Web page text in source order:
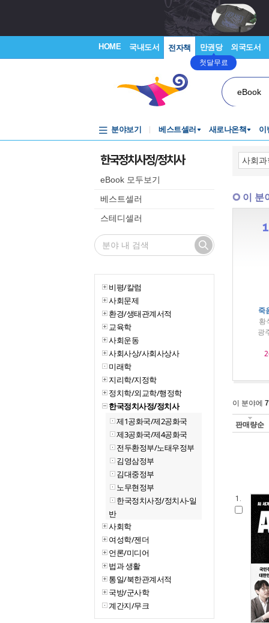
HOME 국내도서 전자책 만권당
첫달무료
외국도서
eBook
분야보기 베스트셀러 새로나온책 이
한국정치사정/정치사
eBook 모두보기
베스트셀러
스테디셀러
비평/칼럼
사회문제
환경/생태관계서적
교육학
사회운동
사회사상/사회사상사
미래학
지리학/지정학
정치학/외교학/행정학
한국정치사정/정치사
제1공화국/제2공화국
제3공화국/제4공화국
전두환정부/노태우정부
김영삼정부
김대중정부
노무현정부
한국정치사정/정치사-일
반
사회학
여성학/젠더
언론/미디어
법과 생활
통일/북한관계서적
국방/군사학
계간지/무크
이 분
죽
황
광
이 분야에
판매량순
1.